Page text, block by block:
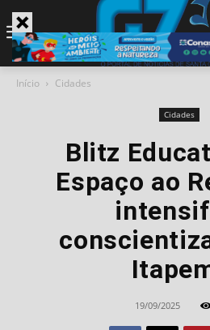
Início Cidades
Cidades
Blitz
Espaço ao
19/09/2025